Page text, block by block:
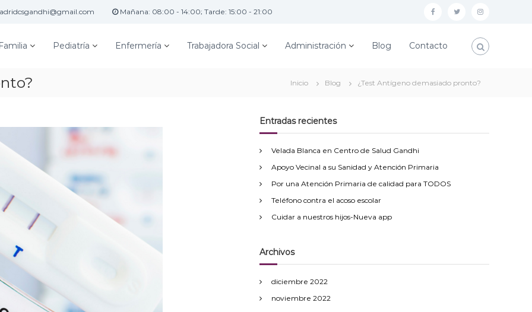
Mañana: 08:00 - 14:00; Tarde: 15:00 - 21:00 f
c
b
k
t
t
I
s
a
Pediatría Enfermería Trabajadora Social Administración Blog Contacto
Inicio Blog ¿Test Antígeno demasiado pronto?
Entradas recientes
Velada Blanca en Centro de Salud Gandhi
Apoyo Vecinal a su Sanidad y Atención Primaria
Por una Atención Primaria de calidad para TODOS
Teléfono contra el acoso escolar
Cuidar a nuestros hijos-Nueva app
Archivos
diciembre 2022
noviembre 2022